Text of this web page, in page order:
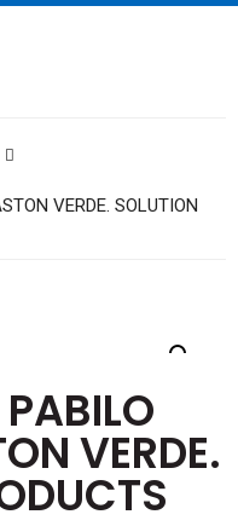
VERDE. SOLUTION
VERDE.